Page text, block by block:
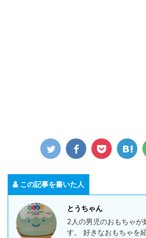
この記事を書いた人
とうちゃん
2人の男児のおもちゃが
す。 好きなおもちゃを